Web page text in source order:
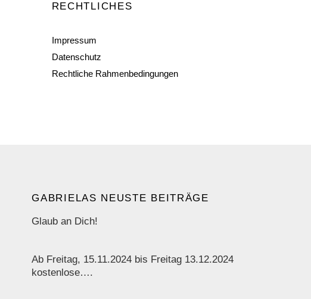
RECHTLICHES
Impressum
Datenschutz
Rechtliche Rahmenbedingungen
GABRIELAS NEUSTE BEITRÄGE
Glaub an Dich!
Ab Freitag, 15.11.2024 bis Freitag 13.12.2024
kostenlose….